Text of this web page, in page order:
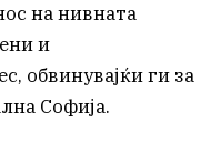
на нивната
и
обвинувајќи ги за
Софија.